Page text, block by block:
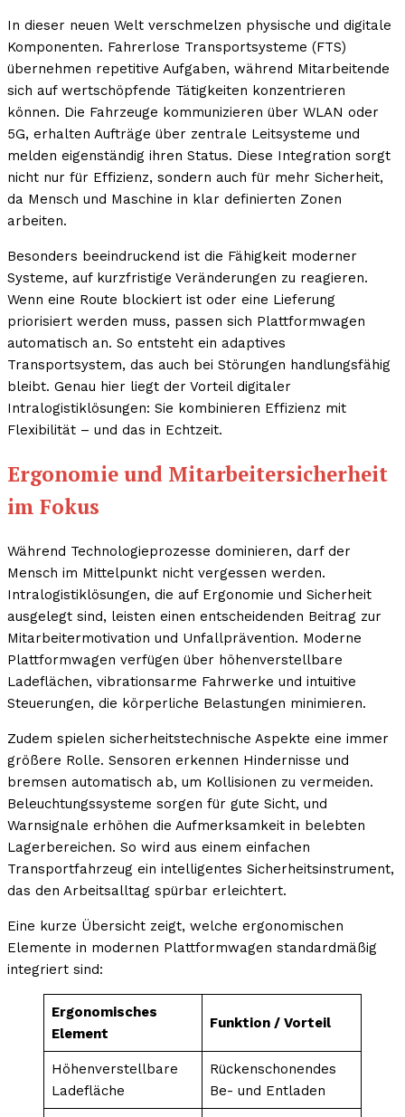
In dieser neuen Welt verschmelzen physische und digitale
Komponenten. Fahrerlose Transportsysteme (FTS)
übernehmen repetitive Aufgaben, während Mitarbeitende
sich auf wertschöpfende Tätigkeiten konzentrieren
können. Die Fahrzeuge kommunizieren über WLAN oder
5G, erhalten Aufträge über zentrale Leitsysteme und
melden eigenständig ihren Status. Diese Integration sorgt
nicht nur für Effizienz, sondern auch für mehr Sicherheit,
da Mensch und Maschine in klar definierten Zonen
arbeiten.
Besonders beeindruckend ist die Fähigkeit moderner
Systeme, auf kurzfristige Veränderungen zu reagieren.
Wenn eine Route blockiert ist oder eine Lieferung
priorisiert werden muss, passen sich Plattformwagen
automatisch an. So entsteht ein adaptives
Transportsystem, das auch bei Störungen handlungsfähig
bleibt. Genau hier liegt der Vorteil digitaler
Intralogistiklösungen: Sie kombinieren Effizienz mit
Flexibilität – und das in Echtzeit.
Ergonomie und Mitarbeitersicherheit
im Fokus
Während Technologieprozesse dominieren, darf der
Mensch im Mittelpunkt nicht vergessen werden.
Intralogistiklösungen, die auf Ergonomie und Sicherheit
ausgelegt sind, leisten einen entscheidenden Beitrag zur
Mitarbeitermotivation und Unfallprävention. Moderne
Plattformwagen verfügen über höhenverstellbare
Ladeflächen, vibrationsarme Fahrwerke und intuitive
Steuerungen, die körperliche Belastungen minimieren.
Zudem spielen sicherheitstechnische Aspekte eine immer
größere Rolle. Sensoren erkennen Hindernisse und
bremsen automatisch ab, um Kollisionen zu vermeiden.
Beleuchtungssysteme sorgen für gute Sicht, und
Warnsignale erhöhen die Aufmerksamkeit in belebten
Lagerbereichen. So wird aus einem einfachen
Transportfahrzeug ein intelligentes Sicherheitsinstrument,
das den Arbeitsalltag spürbar erleichtert.
Eine kurze Übersicht zeigt, welche ergonomischen
Elemente in modernen Plattformwagen standardmäßig
integriert sind:
Ergonomisches
Element
Funktion / Vorteil
Höhenverstellbare
Ladefläche
Rückenschonendes
Be- und Entladen